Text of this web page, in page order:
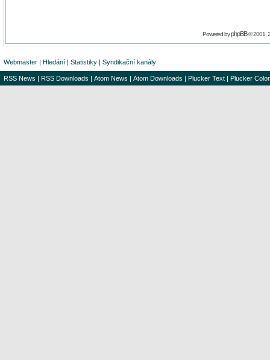
Powered byphpBB© 2001,
Webmaster | Hledání | Statistiky | Syndikační kanály
RSS News | RSS Downloads | Atom News | Atom Downloads | Plucker Text | Plucker Color